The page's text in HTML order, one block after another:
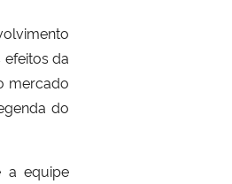
da
mercado
do
a equipe